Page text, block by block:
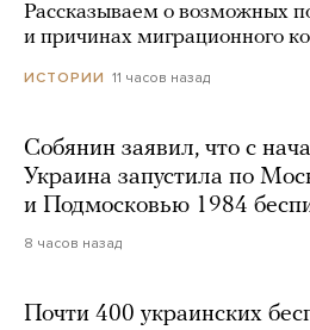
Рассказываем о возможных
и причинах миграционного
ИСТОРИИ 11 часов назад
Собянин заявил, что с
Украина запустила по
и Подмосковью 1984
8 часов назад
Почти 400 украинских